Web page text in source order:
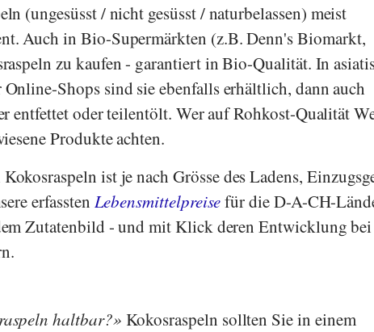
(ungesüsst / nicht gesüsst / naturbelassen) meist
Auch in Bio-Supermärkten (z.B.Denn's Biomarkt,
zu kaufen - garantiert in Bio-Qualität. In
Shops sind sie ebenfalls erhältlich, dann auch
entfettet oder teilentölt. Wer auf Rohkost-Qualität
Produkte achten.
ist je nach Grösse des Ladens,
erfassten Lebensmittelpreisefür die D-A-CH-
Zutatenbild - und mit Klick deren Entwicklung bei
haltbar?
Kokosraspeln sollten Sie in einem